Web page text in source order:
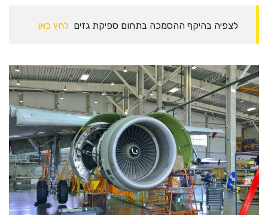
לצפיה בהיקף ההסמכה בתחום ספיקת גזים לחץ כאן